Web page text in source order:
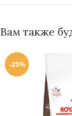
Вам также
-25%